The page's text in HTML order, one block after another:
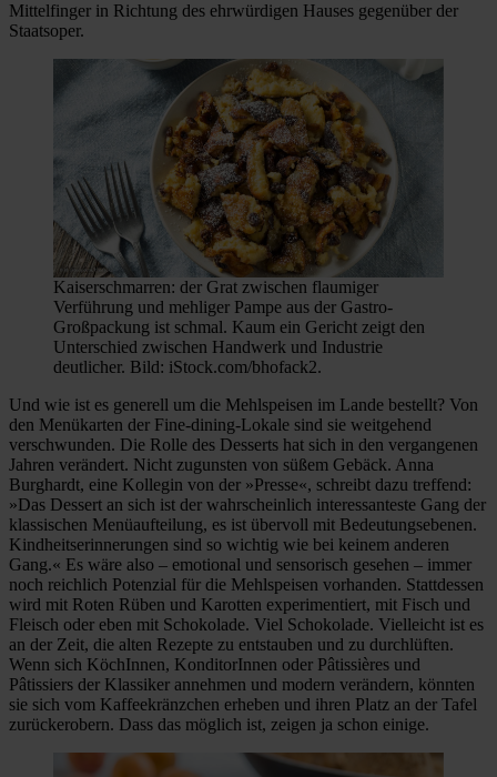
Mittelfinger in Richtung des ehrwürdigen Hauses gegenüber der
Staatsoper.
Kaiserschmarren: der Grat zwischen flaumiger
Verführung und mehliger Pampe aus der Gastro-
Großpackung ist schmal. Kaum ein Gericht zeigt den
Unterschied zwischen Handwerk und Industrie
deutlicher. Bild: iStock.com/bhofack2.
Und wie ist es generell um die Mehlspeisen im Lande bestellt? Von
den Menükarten der Fine-dining-Lokale sind sie weitgehend
verschwunden. Die Rolle des Desserts hat sich in den vergangenen
Jahren verändert. Nicht zugunsten von süßem Gebäck. Anna
Burghardt, eine Kollegin von der »Presse«, schreibt dazu treffend:
»Das Dessert an sich ist der wahrscheinlich interessanteste Gang der
klassischen Menüaufteilung, es ist übervoll mit Bedeutungsebenen.
Kindheitserinnerungen sind so wichtig wie bei keinem anderen
Gang.« Es wäre also – emotional und sensorisch gesehen – immer
noch reichlich Potenzial für die Mehlspeisen vorhanden. Stattdessen
wird mit Roten Rüben und Karotten experimentiert, mit Fisch und
Fleisch oder eben mit Schokolade. Viel Schokolade. Vielleicht ist es
an der Zeit, die alten Rezepte zu entstauben und zu durchlüften.
Wenn sich KöchInnen, KonditorInnen oder Pâtissières und
Pâtissiers der Klassiker annehmen und modern verändern, könnten
sie sich vom Kaffeekränzchen erheben und ihren Platz an der Tafel
zurückerobern. Dass das möglich ist, zeigen ja schon einige.